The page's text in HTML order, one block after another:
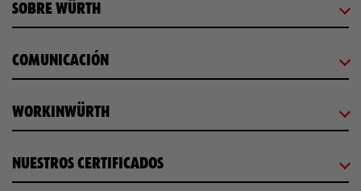
SOBRE WÜRTH
COMUNICACIÓN
WORKINWÜRTH
NUESTROS CERTIFICADOS